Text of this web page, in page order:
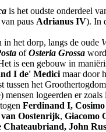
is het oudste onderdeel
paus Adrianus IV). In
in het dorp, langs de oude
ofOsteria Grossa
is een gebouw in
I de' Medici maar door
tussen het
mensen logeerden er zoals
Ferdinand I,
Oostenrijk, Giacomo
Chateaubriand, John